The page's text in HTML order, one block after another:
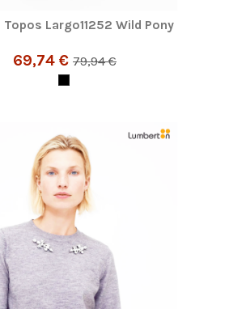
Largo11252 Wild Pony
69,74 € 79,94 €